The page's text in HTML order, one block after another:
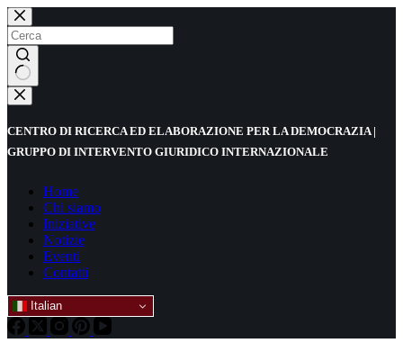
Salta
al
contenuto
Nessun
risultato
CENTRO DI RICERCA ED ELABORAZIONE PER LA DEMOCRAZIA |
GRUPPO DI INTERVENTO GIURIDICO INTERNAZIONALE
Home
Chi siamo
Iniziative
Notizie
Eventi
Contatti
Italian